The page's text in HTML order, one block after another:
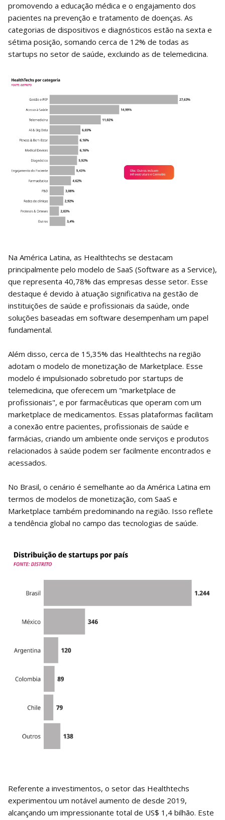
promovendo a educação médica e o engajamento dos
pacientes na prevenção e tratamento de doenças. As
categorias de dispositivos e diagnósticos estão na sexta e
sétima posição, somando cerca de 12% de todas as
startups no setor de saúde, excluindo as de telemedicina.
Na América Latina, as Healthtechs se destacam
principalmente pelo modelo de SaaS (Software as a Service),
que representa 40,78% das empresas desse setor. Esse
destaque é devido à atuação significativa na gestão de
instituições de saúde e profissionais da saúde, onde
soluções baseadas em software desempenham um papel
fundamental.
Além disso, cerca de 15,35% das Healthtechs na região
adotam o modelo de monetização de Marketplace. Esse
modelo é impulsionado sobretudo por startups de
telemedicina, que oferecem um "marketplace de
profissionais", e por farmacêuticas que operam com um
marketplace de medicamentos. Essas plataformas facilitam
a conexão entre pacientes, profissionais de saúde e
farmácias, criando um ambiente onde serviços e produtos
relacionados à saúde podem ser facilmente encontrados e
acessados.
No Brasil, o cenário é semelhante ao da América Latina em
termos de modelos de monetização, com SaaS e
Marketplace também predominando na região. Isso reflete
a tendência global no campo das tecnologias de saúde.
Referente a investimentos, o setor das Healthtechs
experimentou um notável aumento de desde 2019,
alcançando um impressionante total de US$ 1,4 bilhão. Este